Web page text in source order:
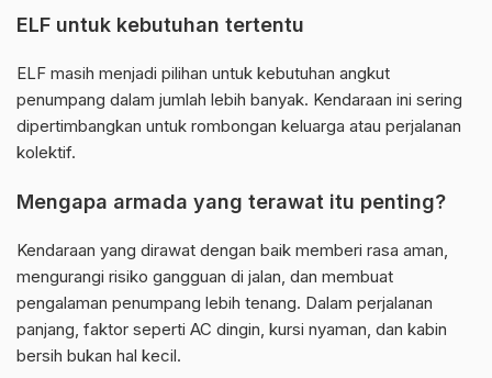
ELF untuk kebutuhan tertentu
ELF masih menjadi pilihan untuk kebutuhan angkut
penumpang dalam jumlah lebih banyak. Kendaraan ini sering
dipertimbangkan untuk rombongan keluarga atau perjalanan
kolektif.
Mengapa armada yang terawat itu penting?
Kendaraan yang dirawat dengan baik memberi rasa aman,
mengurangi risiko gangguan di jalan, dan membuat
pengalaman penumpang lebih tenang. Dalam perjalanan
panjang, faktor seperti AC dingin, kursi nyaman, dan kabin
bersih bukan hal kecil.